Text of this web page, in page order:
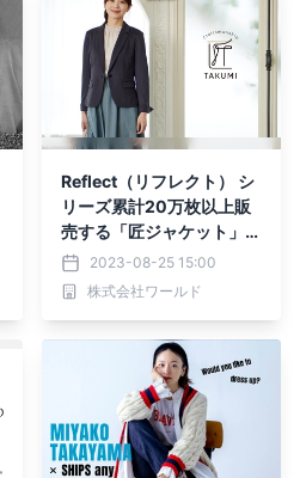
Reflect（リフレクト） シ
リーズ累計20万枚以上販
売する「匠ジャケット」
の特集ページを8月25日
（金）よりWEBサイトに
て公開
2023-08-25 15:00
株式会社ワールド